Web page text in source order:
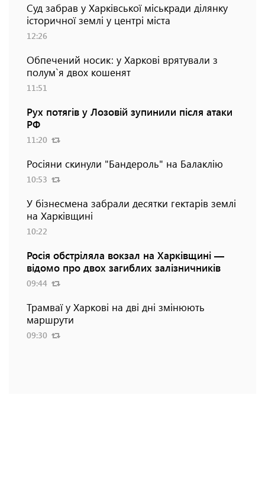
Суд забрав у Харківської міськради ділянку
історичної землі у центрі міста
12:26
Обпечений носик: у Харкові врятували з
полум`я двох кошенят
11:51
Рух потягів у Лозовій зупинили після атаки
РФ
11:20
Росіяни скинули "Бандероль" на Балаклію
10:53
У бізнесмена забрали десятки гектарів землі
на Харківщині
10:22
Росія обстріляла вокзал на Харківщині —
відомо про двох загиблих залізничників
09:44
Трамваї у Харкові на дві дні змінюють
маршрути
09:30